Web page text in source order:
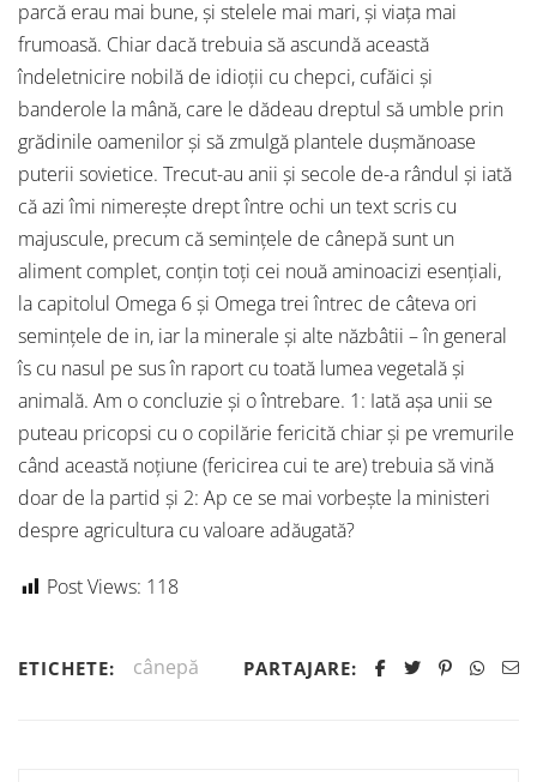
parcă erau mai bune, și stelele mai mari, și viața mai
frumoasă. Chiar dacă trebuia să ascundă această
îndeletnicire nobilă de idioții cu chepci, cufăici și
banderole la mână, care le dădeau dreptul să umble prin
grădinile oamenilor și să zmulgă plantele dușmănoase
puterii sovietice. Trecut-au anii și secole de-a rândul și iată
că azi îmi nimerește drept între ochi un text scris cu
majuscule, precum că semințele de cânepă sunt un
aliment complet, conțin toți cei nouă aminoacizi esențiali,
la capitolul Omega 6 și Omega trei întrec de câteva ori
semințele de in, iar la minerale și alte năzbâtii – în general
îs cu nasul pe sus în raport cu toată lumea vegetală și
animală. Am o concluzie și o întrebare. 1: Iată așa unii se
puteau pricopsi cu o copilărie fericită chiar și pe vremurile
când această noțiune (fericirea cui te are) trebuia să vină
doar de la partid și 2: Ap ce se mai vorbește la ministeri
despre agricultura cu valoare adăugată?
Post Views: 118
ETICHETE: cânepă PARTAJARE: